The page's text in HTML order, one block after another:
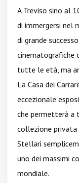
A Treviso sino al
di immergersi nel
di grande
cinematografiche
tutte le età, ma
La Casa dei
eccezionale
che permetterà a
collezione privata
Stellari
uno dei massimi
mondiale.